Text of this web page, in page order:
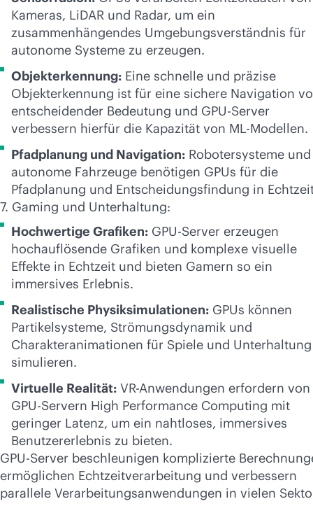
Kameras, LiDAR und Radar, um ein
zusammenhängendes Umgebungsverständnis für
autonome Systeme zu erzeugen.
Objekterkennung: Eine schnelle und präzise
Objekterkennung ist für eine sichere Navigation
entscheidender Bedeutung und GPU-Server
verbessern hierfür die Kapazität von ML-Modellen.
Pfadplanung und Navigation: Robotersysteme und
autonome Fahrzeuge benötigen GPUs für die
Pfadplanung und Entscheidungsfindung in
7. Gaming und Unterhaltung:
Hochwertige Grafiken: GPU-Server erzeugen
hochauflösende Grafiken und komplexe visuelle
Effekte in Echtzeit und bieten Gamern so ein
immersives Erlebnis.
Realistische Physiksimulationen: GPUs können
Partikelsysteme, Strömungsdynamik und
Charakteranimationen für Spiele und Unterhaltung
simulieren.
Virtuelle Realität: VR-Anwendungen erfordern von
GPU-Servern High Performance Computing mit
geringer Latenz, um ein nahtloses, immersives
Benutzererlebnis zu bieten.
GPU-Server beschleunigen komplizierte
ermöglichen Echtzeitverarbeitung und verbessern
parallele Verarbeitungsanwendungen in vielen